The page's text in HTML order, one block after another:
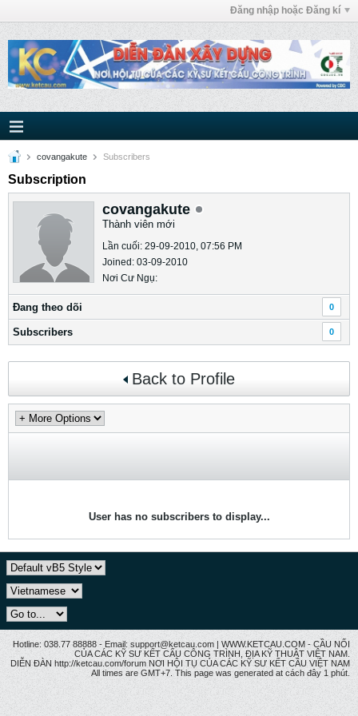
Đăng nhập hoặc Đăng kí
covangakute Subscribers
Subscription
covangakute
Thành viên mới
Lần cuối: 29-09-2010, 07:56 PM
Joined: 03-09-2010
Nơi Cư Ngụ:
Ðang theo dõi 0
Subscribers 0
Back to Profile
User has no subscribers to display...
Hotline: 038.77 88888 - Email: support@ketcau.com | WWW.KETCAU.COM - CẦU NỐI
CỦA CÁC KỸ SƯ KẾT CẤU CÔNG TRÌNH, ĐỊA KỸ THUẬT VIỆT NAM.
DIỄN ĐÀN http://ketcau.com/forum NƠI HỘI TỤ CỦA CÁC KỸ SƯ KẾT CÂU VIỆT NAM
All times are GMT+7. This page was generated at cách đây 1 phút.